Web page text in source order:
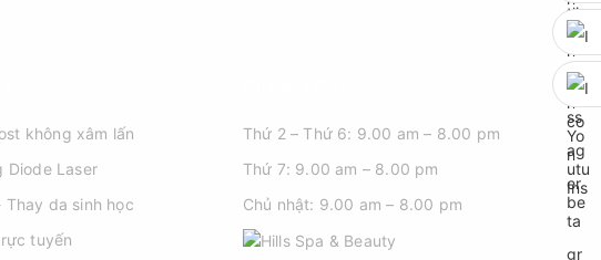
không xâm lấn
Diode Laser
Thay da sinh học
tuyến
Thứ 2 – Thứ 6: 9.00 am – 8.00 pm
Thứ 7: 9.00 am – 8.00 pm
Chủ nhật: 9.00 am – 8.00 pm